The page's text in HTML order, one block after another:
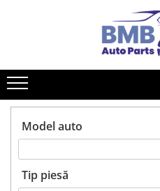
Accesorii
Covorase
Ornament
AIRBAG
Ambreiaj
Model auto
Tip piesă